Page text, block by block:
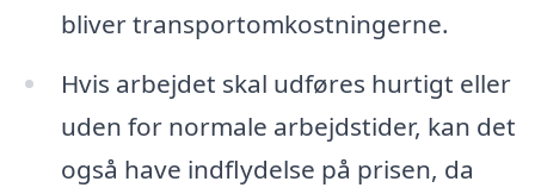
bliver transportomkostningerne.
Hvis arbejdet skal udføres hurtigt eller
uden for normale arbejdstider, kan det
også have indflydelse på prisen, da